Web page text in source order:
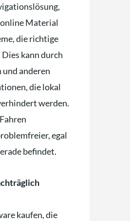
Material
die richtige
kann durch
anderen
die lokal
werden.
egal
befindet.
kaufen, die